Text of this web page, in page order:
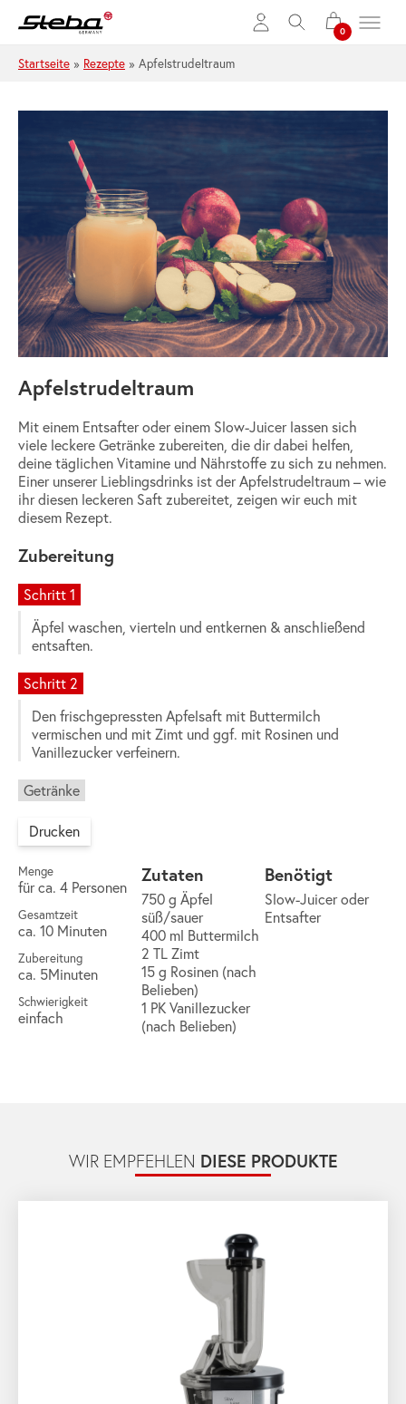
Zum Hauptinhalt springen
Startseite » Rezepte » Apfelstrudeltraum
Apfelstrudeltraum
Mit einem Entsafter oder einem Slow-Juicer lassen sich
viele leckere Getränke zubereiten, die dir dabei helfen,
deine täglichen Vitamine und Nährstoffe zu sich zu nehmen.
Einer unserer Lieblingsdrinks ist der Apfelstrudeltraum – wie
ihr diesen leckeren Saft zubereitet, zeigen wir euch mit
diesem Rezept.
Zubereitung
Schritt 1
Äpfel waschen, vierteln und entkernen & anschließend
entsaften.
Schritt 2
Den frischgepressten Apfelsaft mit Buttermilch
vermischen und mit Zimt und ggf. mit Rosinen und
Vanillezucker verfeinern.
Getränke
Drucken
Menge
für ca. 4 Personen
Gesamtzeit
ca. 10 Minuten
Zubereitung
ca. 5Minuten
Schwierigkeit
einfach
Zutaten
750 g Äpfel
süß/sauer
400 ml Buttermilch
2 TL Zimt
15 g Rosinen (nach
Belieben)
1 PK Vanillezucker
(nach Belieben)
Benötigt
Slow-Juicer oder
Entsafter
WIR EMPFEHLEN DIESE PRODUKTE